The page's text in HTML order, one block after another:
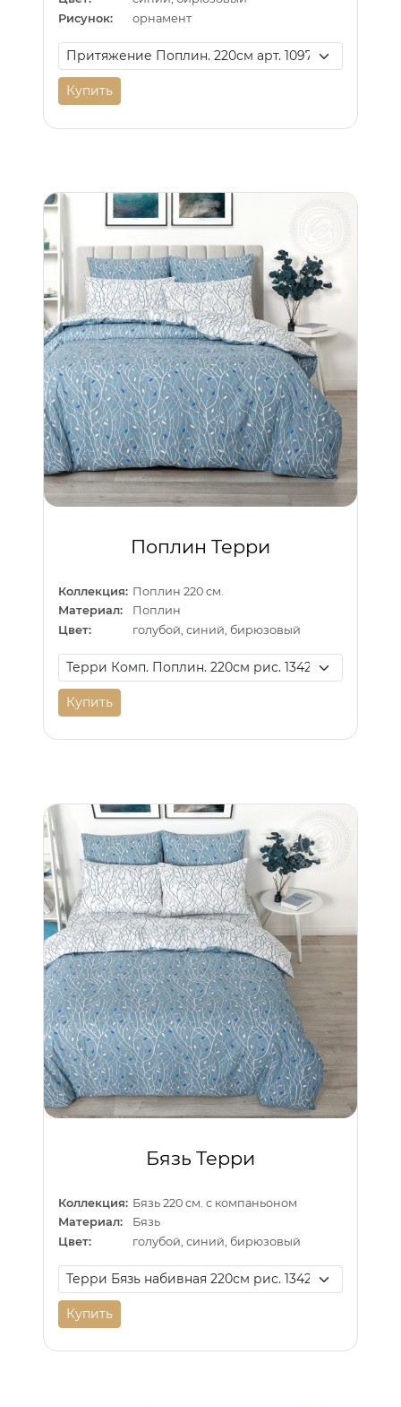
Рисунок:
орнамент
Купить
Поплин Терри
Коллекция: Поплин 220 см.
Материал:
Поплин
Цвет:
голубой, синий, бирюзовый
Купить
Бязь Терри
Коллекция: Бязь 220 см. с компаньоном
Материал:
Бязь
Цвет:
голубой, синий, бирюзовый
Купить